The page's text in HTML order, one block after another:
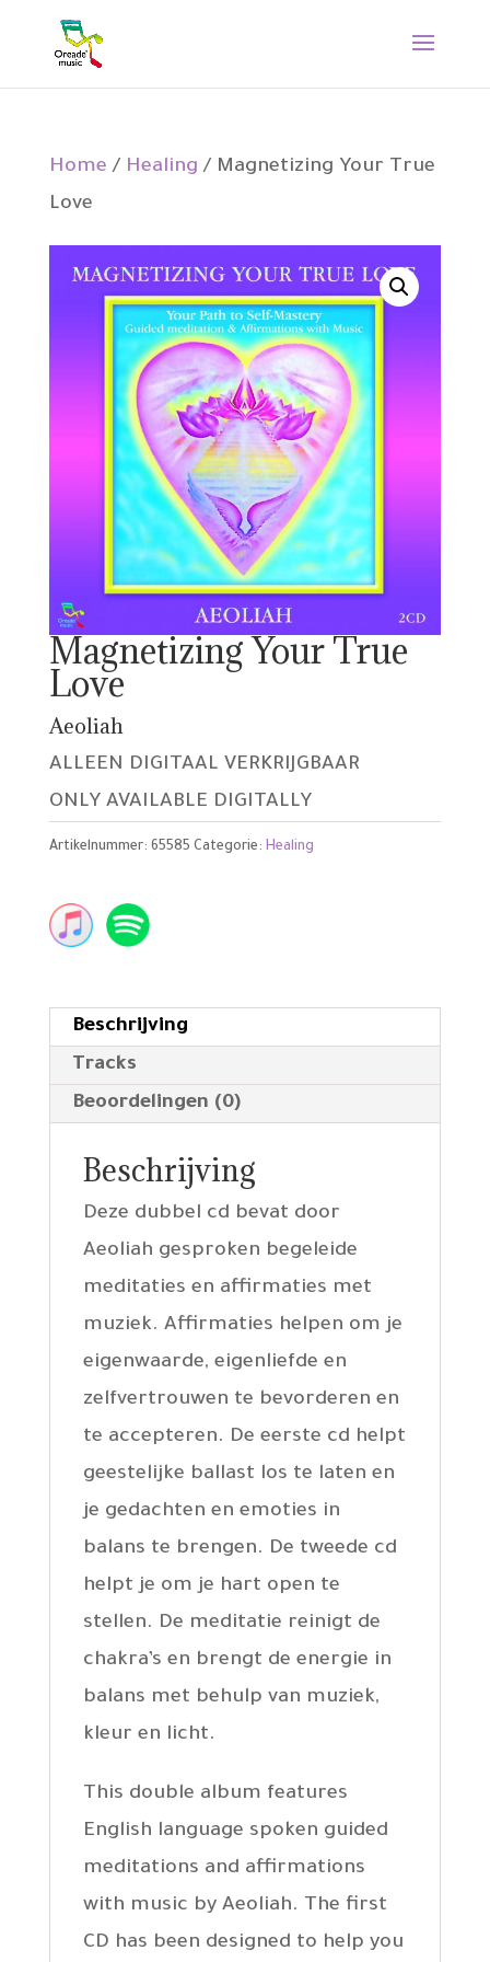
Home / Healing / Magnetizing Your True
Love
Magnetizing Your True
Love
Aeoliah
ALLEEN DIGITAAL VERKRIJGBAAR
ONLY AVAILABLE DIGITALLY
Artikelnummer: 65585 Categorie: Healing
Beschrijving
Tracks
Beoordelingen (0)
Beschrijving
Deze dubbel cd bevat door
Aeoliah gesproken begeleide
meditaties en affirmaties met
muziek. Affirmaties helpen om je
eigenwaarde, eigenliefde en
zelfvertrouwen te bevorderen en
te accepteren. De eerste cd helpt
geestelijke ballast los te laten en
je gedachten en emoties in
balans te brengen. De tweede cd
helpt je om je hart open te
stellen. De meditatie reinigt de
chakra’s en brengt de energie in
balans met behulp van muziek,
kleur en licht.
This double album features
English language spoken guided
meditations and affirmations
with music by Aeoliah. The first
CD has been designed to help you